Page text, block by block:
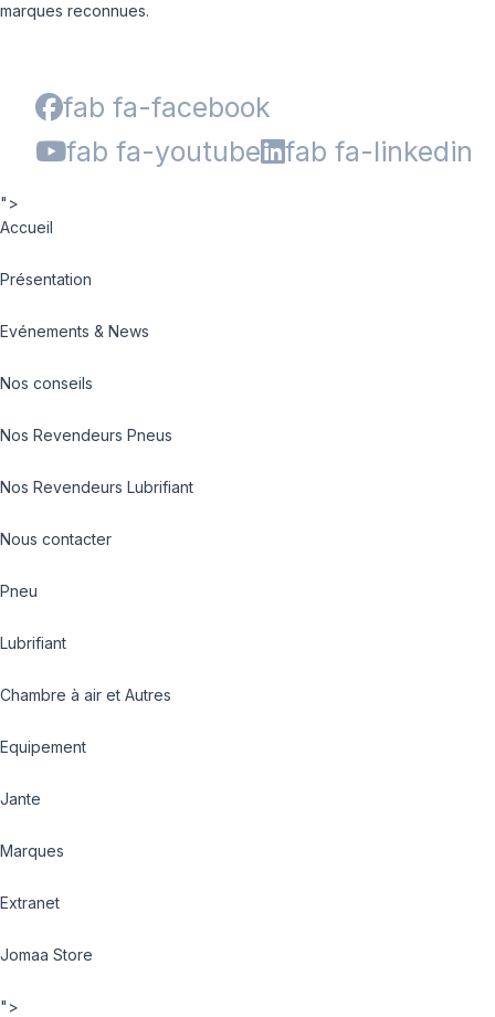
marques reconnues.
fab fa-facebook
fab fa-youtube
fab fa-linkedin
">
Accueil
Présentation
Evénements & News
Nos conseils
Nos Revendeurs Pneus
Nos Revendeurs Lubrifiant
Nous contacter
Pneu
Lubrifiant
Chambre à air et Autres
Equipement
Jante
Marques
Extranet
Jomaa Store
">